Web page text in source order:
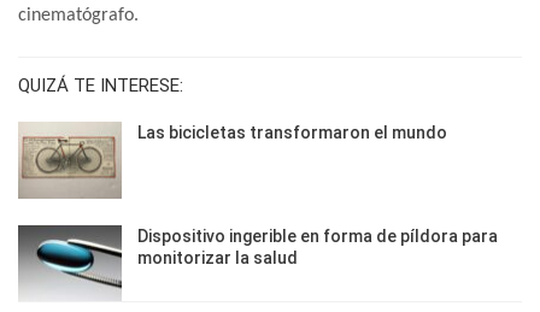
cinematógrafo.
QUIZÁ TE INTERESE:
Las bicicletas transformaron el mundo
Dispositivo ingerible en forma de píldora para
monitorizar la salud